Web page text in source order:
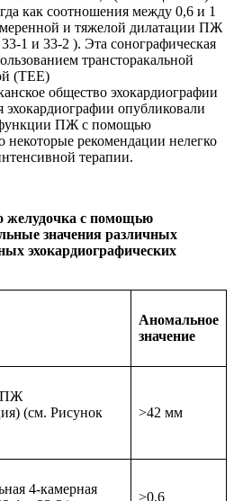
как соотношения между 0,6 и 1
и тяжелой дилатации ПЖ
1 и 33-2 ). Эта сонографическая
трансторакальной
(TEE)
общество эхокардиографии
эхокардиографии опубликовали
функции ПЖ с помощью
рекомендации нелегко
терапии.
желудочка с помощью
значения различных
эхокардиографических
Аномальное
значение
ПЖ
(см. Рисунок
>42 мм
4-камерная
>0,6